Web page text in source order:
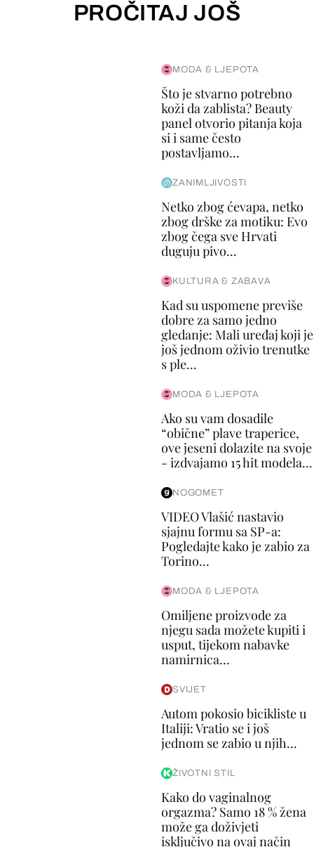
PROČITAJ JOŠ
MODA & LJEPOTA
Što je stvarno potrebno
koži da zablista? Beauty
panel otvorio pitanja koja
si i same često
postavljamo...
ZANIMLJIVOSTI
Netko zbog ćevapa, netko
zbog drške za motiku: Evo
zbog čega sve Hrvati
duguju pivo...
KULTURA & ZABAVA
Kad su uspomene previše
dobre za samo jedno
gledanje: Mali uređaj koji je
još jednom oživio trenutke
s ple...
MODA & LJEPOTA
Ako su vam dosadile
“obične” plave traperice,
ove jeseni dolazite na svoje
- izdvajamo 15 hit modela...
NOGOMET
VIDEO Vlašić nastavio
sjajnu formu sa SP-a:
Pogledajte kako je zabio za
Torino...
MODA & LJEPOTA
Omiljene proizvode za
njegu sada možete kupiti i
usput, tijekom nabavke
namirnica...
SVIJET
Autom pokosio bicikliste u
Italiji: Vratio se i još
jednom se zabio u njih...
ŽIVOTNI STIL
Kako do vaginalnog
orgazma? Samo 18 % žena
može ga doživjeti
isključivo na ovaj način